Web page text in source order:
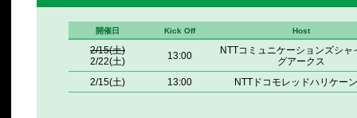
開催日 Kick Off Host
2/15(土)
2/22(土)
13:00
NTTコミュニケーションズシャ
グアークス
2/15(土)
13:00 NTTドコモレッドハリケー